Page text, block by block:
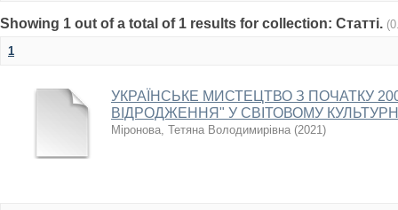
Showing 1 out of a total of 1 results for collection: Статті.
1
УКРАЇНСЬКЕ МИСТЕЦТВО З ПОЧАТКУ
ВІДРОДЖЕННЯ" У СВІТОВОМУ
Міронова, Тетяна Володимирівна (2021)